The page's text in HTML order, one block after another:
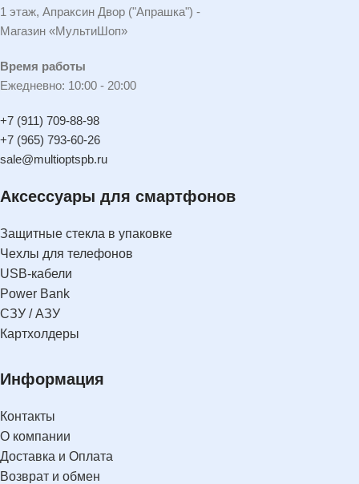
1 этаж, Апраксин Двор ("Апрашка") -
Магазин «МультиШоп»
Время работы
Ежедневно: 10:00 - 20:00
+7 (911) 709-88-98
+7 (965) 793-60-26
sale@multioptspb.ru
Аксессуары для смартфонов
Защитные стекла в упаковке
Чехлы для телефонов
USB-кабели
Power Bank
СЗУ / АЗУ
Картхолдеры
Информация
Контакты
О компании
Доставка и Оплата
Возврат и обмен